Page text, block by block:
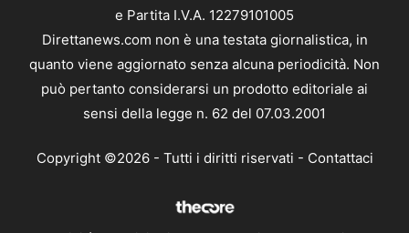
e Partita I.V.A. 12279101005
Direttanews.com non è una testata giornalistica, in
quanto viene aggiornato senza alcuna periodicità. Non
può pertanto considerarsi un prodotto editoriale ai
sensi della legge n. 62 del 07.03.2001
Copyright ©2026 - Tutti i diritti riservati - Contattaci